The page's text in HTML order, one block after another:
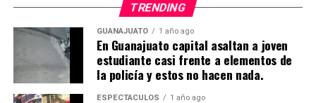
TRENDING
GUANAJUATO 1 año ago
En Guanajuato capital asaltan a joven
estudiante casi frente a elementos de
la policía y estos no hacen nada.
ESPECTÁCULOS 1 año ago